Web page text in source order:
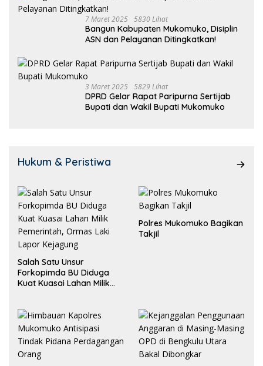
7 Maret 2025 5830 Lihat
Bangun Kabupaten Mukomuko, Disiplin
ASN dan Pelayanan Ditingkatkan!
3 Maret 2025 5829 Lihat
DPRD Gelar Rapat Paripurna Sertijab
Bupati dan Wakil Bupati Mukomuko
Hukum & Peristiwa
Salah Satu Unsur
Forkopimda BU Diduga
Kuat Kuasai Lahan Milik
Polres Mukomuko Bagikan
Takjil